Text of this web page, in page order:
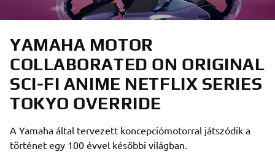
YAMAHA MOTOR
COLLABORATED ON ORIGINAL
SCI-FI ANIME NETFLIX SERIES
TOKYO OVERRIDE
A Yamaha által tervezett koncepciómotorral játszódik a
történet egy 100 évvel későbbi világban.